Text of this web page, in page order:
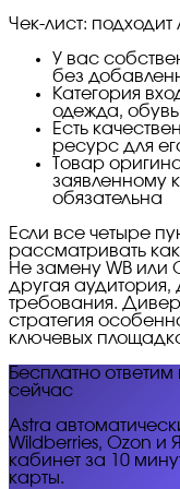
Чек-лист:
У вас
без
Категория
одежда,
Есть
ресурс для
Товар
заявленному
обязательна
Если все четыре
рассматривать
Не замену WB или
другая аудитория,
требования.
стратегия
ключевых
Бесплатно
сейчас
Astra
Wildberries, Ozon и
кабинет за 10
карты.